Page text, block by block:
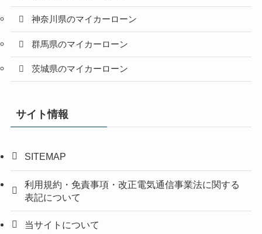
神奈川県のマイカーローン
群馬県のマイカーローン
茨城県のマイカーローン
サイト情報
SITEMAP
利用規約・免責事項・改正電気通信事業法に関する
表記について
当サイトについて